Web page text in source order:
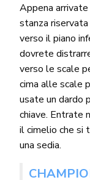
Appena
stanza
verso il piano
dovrete
verso le scale
cima alle scale
usate un dardo
chiave. Entrate
il cimelio che si
una sedia.